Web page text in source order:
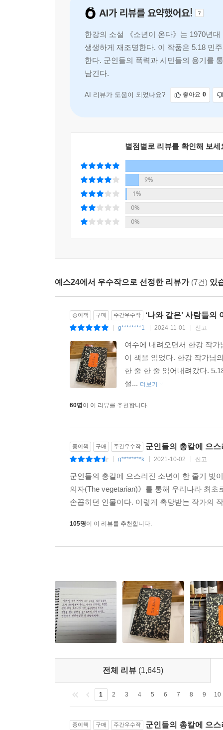
AI가 리뷰를 요약했어요!
한강의 소설 《소년이 온다》는 1970년
생생하게 재조명한다. 이 작품은 5.18 민
한다. 군인들의 폭력과 시민들의 용기를
남긴다.
AI 리뷰가 도움이 되었나요? 좋아요 0
별점별로 리뷰를 확인해 보세
9%
1%
0%
0%
예스24에서 우수작으로 선정한 리뷰가 (7건) 있
종이책 구매 주간우수작 ‘나와 같은’ 사람들의
g********1 2024-11-01 신고
여수에 내려오면서 한강 작가
이 책을 읽었다. 한강 작가님
한 줄 한 줄 읽어내려갔다.
설... 더보기
60명이 이 리뷰를 추천합니다.
종이책 구매 주간우수작 군인들의 총칼에 으
g********k 2021-10-02 신고
군인들의 총칼에 으스러진 소년이 한 줄기 빛
의자(The vegetarian)》를 통해 우리나라 최초
손꼽히던 인물이다. 이렇게 촉망받는 작가의
105명이 이 리뷰를 추천합니다.
전체 리뷰 (1,645)
1 2 3 4 5 6 7 8 9 10
종이책 구매 주간우수작 군인들의 총칼에 으